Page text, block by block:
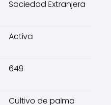
Sociedad Extranjera
Activa
649
Cultivo de palma